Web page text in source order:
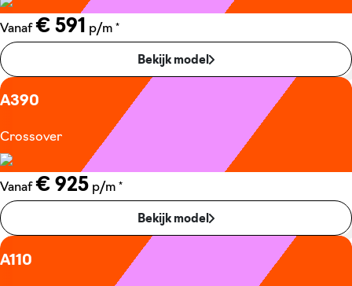
Vanaf € 591 p/m *
Bekijk model
A390
Crossover
Vanaf € 925 p/m *
Bekijk model
A110